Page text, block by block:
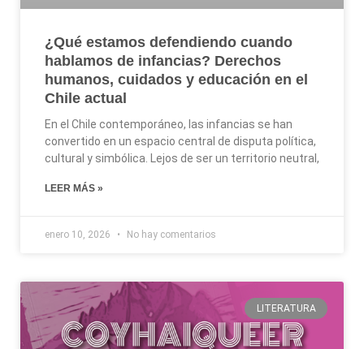
¿Qué estamos defendiendo cuando
hablamos de infancias? Derechos
humanos, cuidados y educación en el
Chile actual
En el Chile contemporáneo, las infancias se han
convertido en un espacio central de disputa política,
cultural y simbólica. Lejos de ser un territorio neutral,
LEER MÁS »
enero 10, 2026 No hay comentarios
LITERATURA